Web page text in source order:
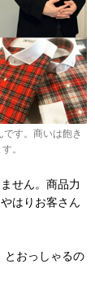
す。商いは飽き
。
せん。商品力
はりお客さん
とおっしゃるの